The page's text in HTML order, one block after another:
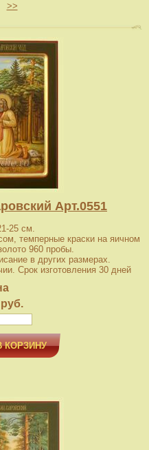
>>
Арт.0551
25 см.
темперные краски на яичном
960 пробы.
в других размерах.
Срок изготовления 30 дней
КОРЗИНУ